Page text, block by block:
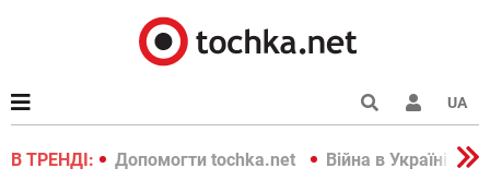
UA
В ТРЕНДІ:
2022 Допомогти tochka.net Війна в Україні 2022